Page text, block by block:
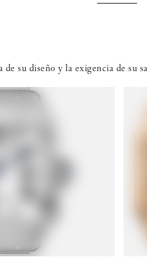
su diseño y la exigencia de su